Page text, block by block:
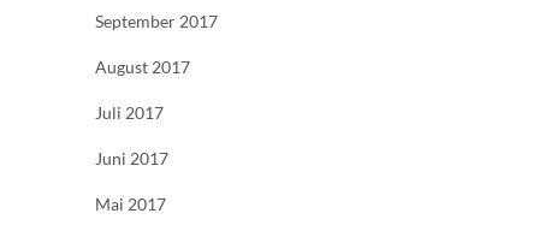
September 2017
August 2017
Juli 2017
Juni 2017
Mai 2017